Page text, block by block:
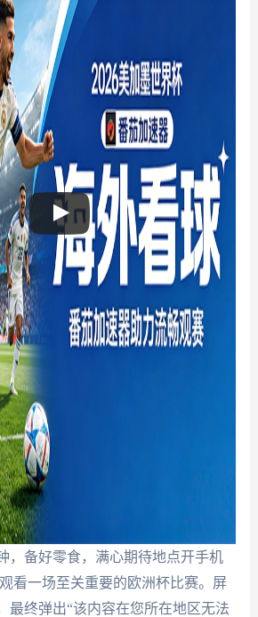
，备好零食，满心期待地点开手机
看一场至关重要的欧洲杯比赛。屏
最终弹出“该内容在您所在地区无法